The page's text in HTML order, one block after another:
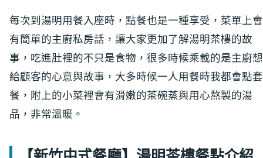
每次到湯明用餐入座時，點餐也是一種享受，菜單上會
有簡單的主廚私房話，讓大家更加了解湯明茶樓的故
事，吃進肚裡的不只是食物，很多時候乘載的是主廚想
給顧客的心意與故事，大多時候一人用餐時我都會點套
餐，附上的小菜裡會有滑嫩的茶碗蒸與用心熬製的湯
品，非常溫暖。